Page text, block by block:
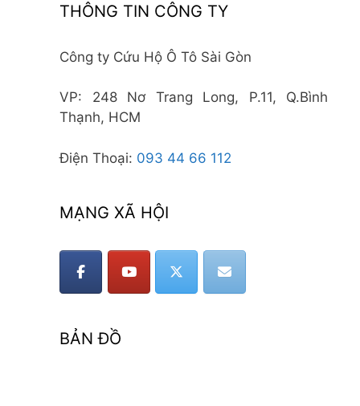
THÔNG TIN CÔNG TY
Công ty Cứu Hộ Ô Tô Sài Gòn
VP: 248 Nơ Trang Long, P.11, Q.Bình
Thạnh, HCM
Điện Thoại: 093 44 66 112
MẠNG XÃ HỘI
BẢN ĐỒ